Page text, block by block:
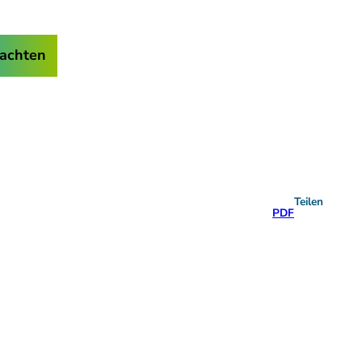
PDF
Teilen